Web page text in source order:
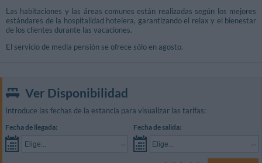
Las habitaciones y las áreas comunes están realizadas según los mejores
estándares de la hospitalidad hotelera, garantizando el relax y el bienestar
de los clientes durante las vacaciones.
El servicio de media pensión se ofrece sólo en agosto.
Ver Disponibilidad
Introduce las fechas de la estancia para visualizar las tarifas:
Fecha de llegada:
Elige...
Fecha de salida:
Elige...